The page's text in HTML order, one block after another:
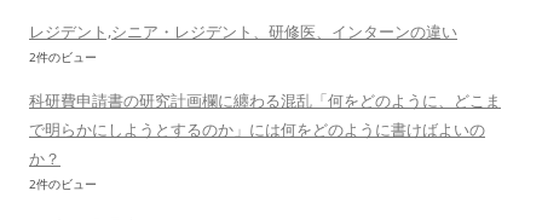
レジデント,シニア・レジデント、研修医、インターンの違い
2件のビュー
科研費申請書の研究計画欄に纏わる混乱「何をどのように、どこま
で明らかにしようとするのか」には何をどのように書けばよいの
か？
2件のビュー